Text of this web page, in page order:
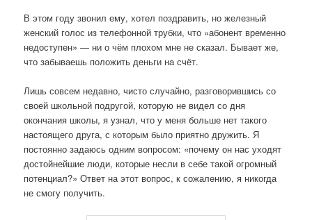
В этом году звонил ему, хотел поздравить, но железный
женский голос из телефонной трубки, что «абонент временно
недоступен» — ни о чём плохом мне не сказал. Бывает же,
что забываешь положить деньги на счёт.
Лишь совсем недавно, чисто случайно, разговорившись со
своей школьной подругой, которую не видел со дня
окончания школы, я узнал, что у меня больше нет такого
настоящего друга, с которым было приятно дружить. Я
постоянно задаюсь одним вопросом: «почему он нас уходят
достойнейшие люди, которые несли в себе такой огромный
потенциал?» Ответ на этот вопрос, к сожалению, я никогда
не смогу получить.